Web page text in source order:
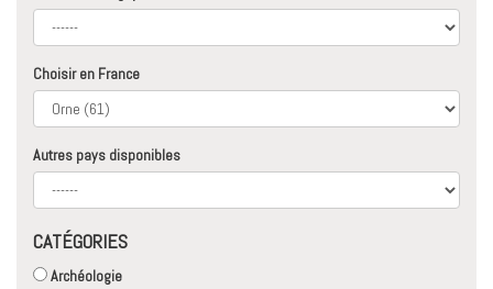
Choisir en France
Autres pays disponibles
CATÉGORIES
Archéologie